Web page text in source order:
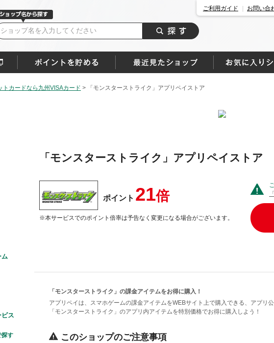
ご利用ガイド お問い合
カードなら九州VISAカード > 「モンスターストライク」アプリペイストア
ス
探す
「モンスターストライク」アプリペイストア
ポイント 21倍
※本サービスでのポイント倍率は予告なく変更になる場合がございます。
「モンスターストライク」の課金アイテムをお得に購入！
アプリペイは、スマホゲームの課金アイテムをWEBサイト上で購入できる、アプリ公
「モンスターストライク」のアプリ内アイテムを特別価格でお得に購入しよう！
このショップのご注意事項